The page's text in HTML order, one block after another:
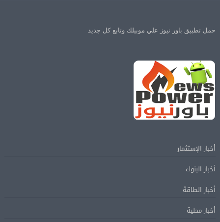
حمل تطبيق باور نيوز علي موبيلك وتابع كل جديد
أخبار الإستثمار
أخبار البنوك
أخبار الطاقة
أخبار محلية